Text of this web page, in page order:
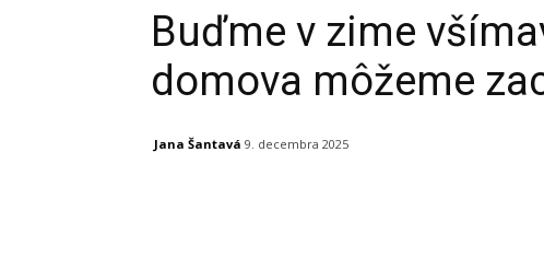
Buďme v zime
domova môžeme
Jana Šantavá 9. decembra 2025